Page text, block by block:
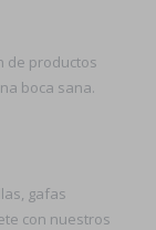
de productos
boca sana.
gafas
con nuestros